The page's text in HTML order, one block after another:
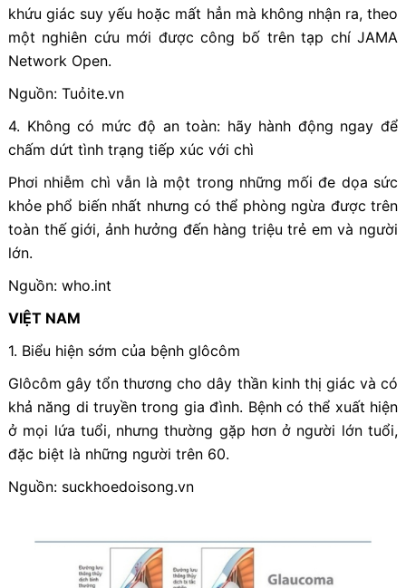
khứu giác suy yếu hoặc mất hẳn mà không nhận ra, theo
một nghiên cứu mới được công bố trên tạp chí JAMA
Network Open.
Nguồn: Tuỏite.vn
4. Không có mức độ an toàn: hãy hành động ngay để
chấm dứt tình trạng tiếp xúc với chì
Phơi nhiễm chì vẫn là một trong những mối đe dọa sức
khỏe phổ biến nhất nhưng có thể phòng ngừa được trên
toàn thế giới, ảnh hưởng đến hàng triệu trẻ em và người
lớn.
Nguồn: who.int
VIỆT NAM
1. Biểu hiện sớm của bệnh glôcôm
Glôcôm gây tổn thương cho dây thần kinh thị giác và có
khả năng di truyền trong gia đình. Bệnh có thể xuất hiện
ở mọi lứa tuổi, nhưng thường gặp hơn ở người lớn tuổi,
đặc biệt là những người trên 60.
Nguồn: suckhoedoisong.vn